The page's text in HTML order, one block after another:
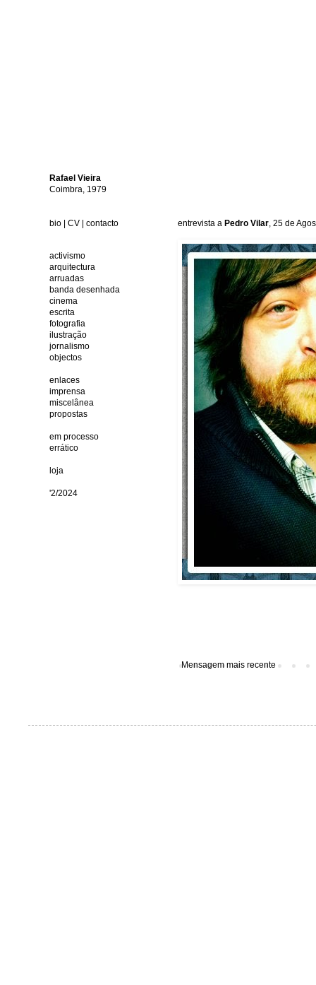
entrevista a Pedro Vilar, 25 de
Mensagem mais recente
Rafael Vieira
Coimbra, 1979
bio CV contacto
activismo
arquitectura
arruadas
banda desenhada
cinema
escrita
fotografia
ilustração
jornalismo
objectos
enlaces
imprensa
miscelânea
propostas
em processo
errático
loja
'2/2024